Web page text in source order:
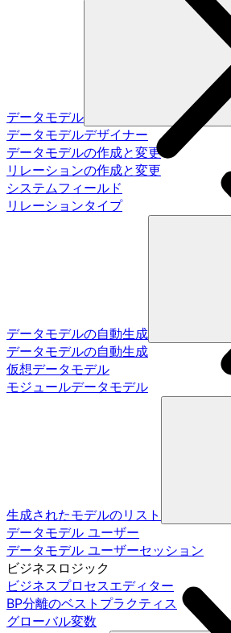
データモデル
データモデルデザイナー
データモデルの作成と変更
リレーションの作成と変更
システムフィールド
リレーションタイプ
データモデルの自動生成
データモデルの自動生成
仮想データモデル
モジュールデータモデル
生成されたモデルのリスト
データモデル ユーザー
データモデル ユーザーセッション
ビジネスロジック
ビジネスプロセスエディター
BP分離のベストプラクティス
グローバル変数